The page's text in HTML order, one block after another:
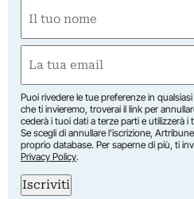
(Obbligatorio)
Nome
(Obbligatorio)
Puoi rivedere le tue preferenze in
che ti invieremo, troverai il link per
cederà i tuoi dati a terze parti e utilizzerà
Se scegli di annullare l’iscrizione,
proprio database. Per saperne di più, ti
Privacy Policy.
Iscriviti